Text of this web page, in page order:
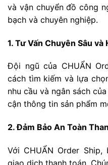
và vận chuyển đồ công
bạch và chuyên nghiệp.
1. Tư Vấn Chuyên Sâu
Đội ngũ của CHUẨN
cách tìm kiếm và lựa
nhu cầu và ngân sách
cận thông tin sản phẩm
2. Đảm Bảo An Toàn
Với CHUẨN Order
giao dịch thanh toán.